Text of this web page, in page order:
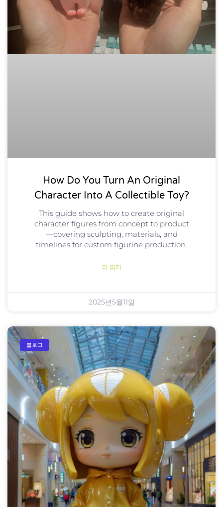
How Do You Turn An Original
Character Into A Collectible Toy?
This guide shows how to create original
character figures from concept to product
—covering sculpting, materials, and
timelines for custom figurine production.
더 읽기
2025년5월11일
블로그